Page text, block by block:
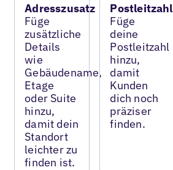
Adresszusatz
Füge
zusätzliche
Details
wie
Gebäudename,
Etage
oder Suite
hinzu,
damit dein
Standort
leichter zu
finden ist.
Postleitzahl
Füge
deine
Postleitzahl
hinzu,
damit
Kunden
dich noch
präziser
finden.